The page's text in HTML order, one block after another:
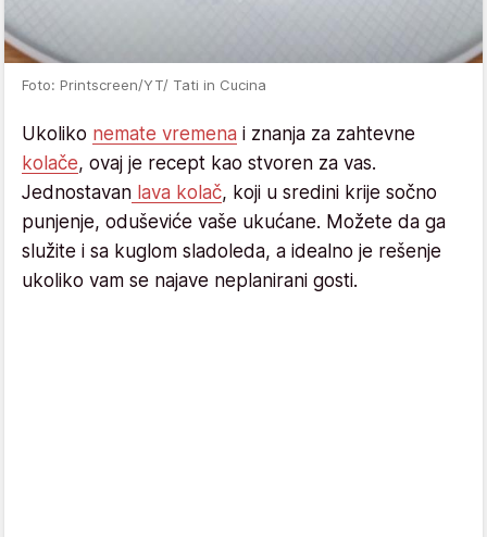
Foto: Printscreen/YT/ Tati in Cucina
Ukoliko nemate vremena i znanja za zahtevne
kolače, ovaj je recept kao stvoren za vas.
Jednostavan lava kolač, koji u sredini krije sočno
punjenje, oduševiće vaše ukućane. Možete da ga
služite i sa kuglom sladoleda, a idealno je rešenje
ukoliko vam se najave neplanirani gosti.